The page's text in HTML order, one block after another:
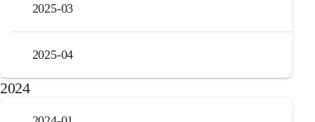
2025-03
2025-04
2024